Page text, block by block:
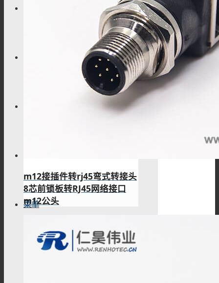
菜单
m12接插件转rj45弯式转接头
8芯前锁板转RJ45网络接口
m12公头